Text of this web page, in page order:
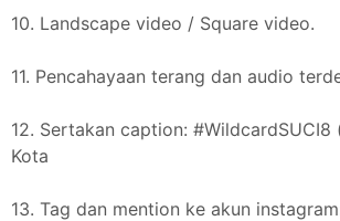
10. Landscape video / Square video.
11. Pencahayaan terang dan audio
12. Sertakan caption: #WildcardSUCI8
Kota
13. Tag dan mention ke akun